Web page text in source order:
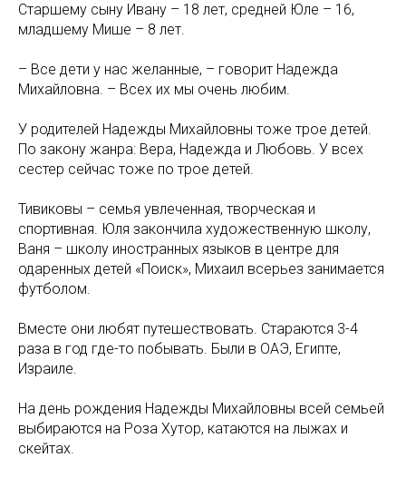
Старшему сыну Ивану – 18 лет, средней Юле – 16,
младшему Мише – 8 лет.
– Все дети у нас желанные, – говорит Надежда
Михайловна. – Всех их мы очень любим.
У родителей Надежды Михайловны тоже трое детей.
По закону жанра: Вера, Надежда и Любовь. У всех
сестер сейчас тоже по трое детей.
Тивиковы – семья увлеченная, творческая и
спортивная. Юля закончила художественную школу,
Ваня – школу иностранных языков в центре для
одаренных детей «Поиск», Михаил всерьез занимается
футболом.
Вместе они любят путешествовать. Стараются 3-4
раза в год где-то побывать. Были в ОАЭ, Египте,
Израиле.
На день рождения Надежды Михайловны всей семьей
выбираются на Роза Хутор, катаются на лыжах и
скейтах.